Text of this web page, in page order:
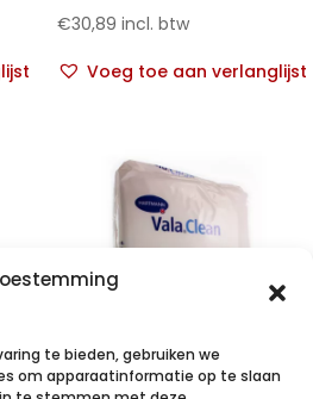
te bieden, gebruiken we
om apparaatinformatie op te slaan
€30,89 incl. btw
Voeg toe aan verlanglijst